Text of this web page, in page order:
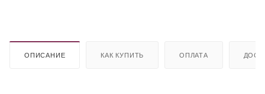
ОПИСАНИЕ КАК КУПИТЬ ОПЛАТА